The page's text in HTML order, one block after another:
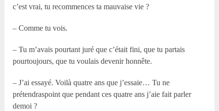
c’est vrai, tu recommences ta mauvaise vie ?
– Comme tu vois.
– Tu m’avais pourtant juré que c’était fini, que tu partais
pourtoujours, que tu voulais devenir honnête.
– J’ai essayé. Voilà quatre ans que j’essaie… Tu ne
prétendraspoint que pendant ces quatre ans j’aie fait parler
demoi ?